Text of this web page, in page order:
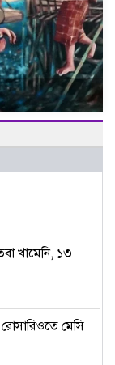
খামেনি, ১৩
রোসারিওতে মেসি